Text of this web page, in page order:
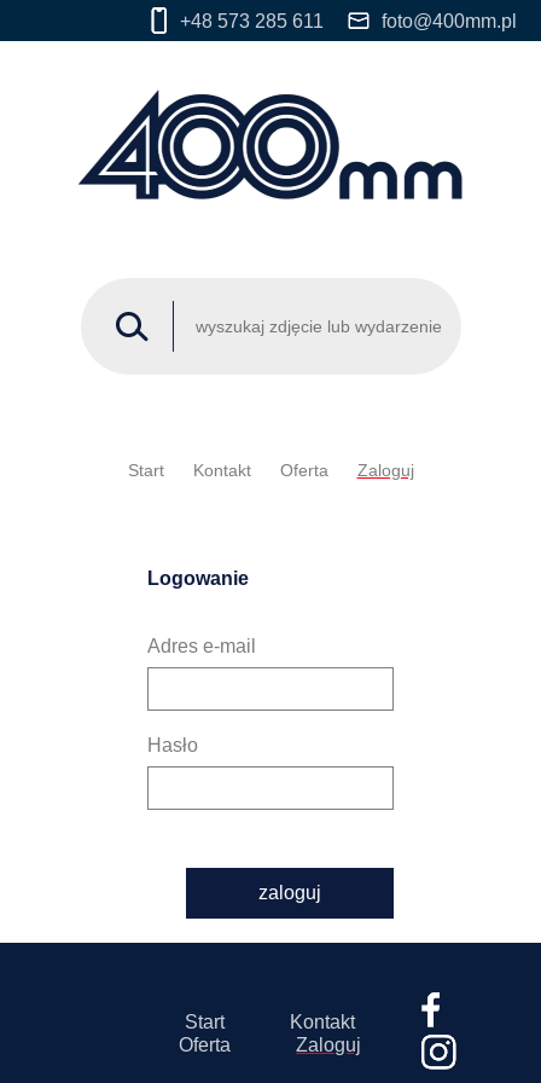
+48 573 285 611 foto@400mm.pl
Start Kontakt Oferta Zaloguj
Logowanie
Adres e-mail
Hasło
zaloguj
Start
Kontakt
Oferta
Zaloguj